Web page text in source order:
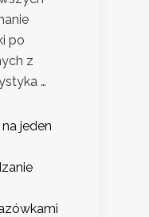
po
z
…
jeden